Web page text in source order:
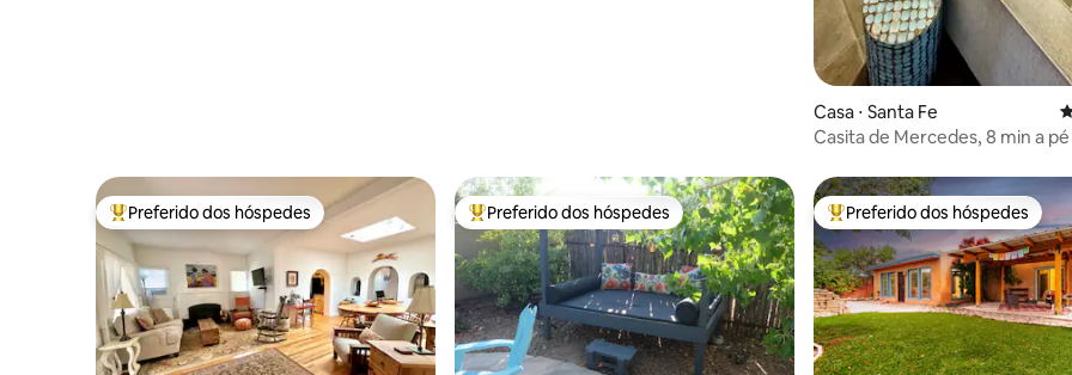
Casa ⋅ Santa Fe
Casita de Mercedes, 8 min a pé
Entre os melhores preferidos dos hóspedes
Preferido dos hóspedes Entre os melhores preferidos dos hóspedes
Preferido dos hóspedes Entre os melhores preferidos
Preferido dos hóspedes